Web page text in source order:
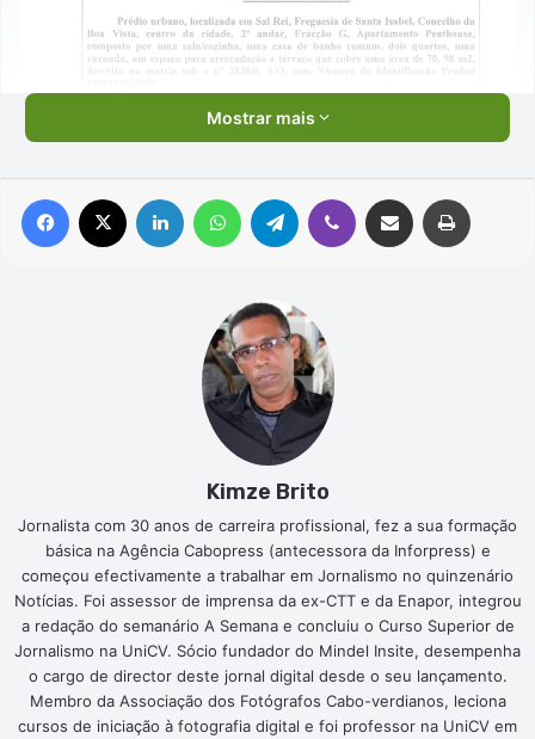
Mostrar mais
Facebook Linkedin WhatsAppTelegram Viber Compartilhar via e-mail
Kimze Brito
Jornalista com 30 anos de carreira profissional, fez a sua formação
básica na Agência Cabopress (antecessora da Inforpress) e
começou efectivamente a trabalhar em Jornalismo no quinzenário
Notícias. Foi assessor de imprensa da ex-CTT e da Enapor, integrou
a redação do semanário A Semana e concluiu o Curso Superior de
Jornalismo na UniCV. Sócio fundador do Mindel Insite, desempenha
o cargo de director deste jornal digital desde o seu lançamento.
Membro da Associação dos Fotógrafos Cabo-verdianos, leciona
cursos de iniciação à fotografia digital e foi professor na UniCV em